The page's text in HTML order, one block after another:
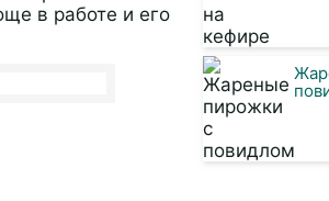
в работе и его